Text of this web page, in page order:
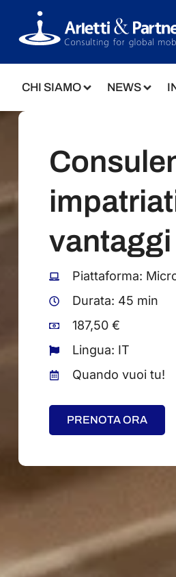
CHI SIAMO NEWS
vantaggi
Piattaforma:
Durata: 45 min
187,50 €
Lingua: IT
Quando vuoi tu!
PRENOTA ORA